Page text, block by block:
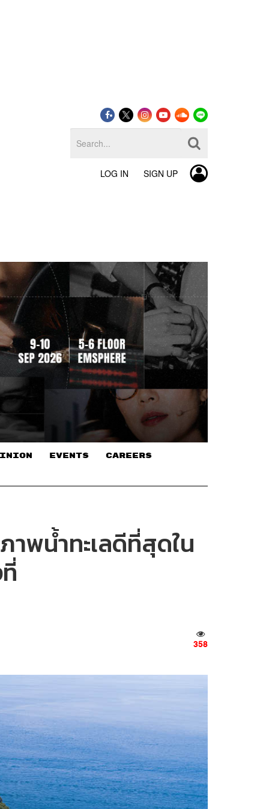
LOG IN SIGN UP
EVENTS CAREERS
พน้ำทะเลดีที่สุดใน
358